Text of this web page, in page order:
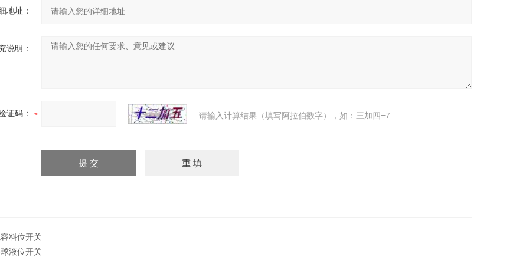
地址：
说明：
证码： 请输入计算结果（填写阿拉伯数字），如：三加四=7
料位开关
液位开关